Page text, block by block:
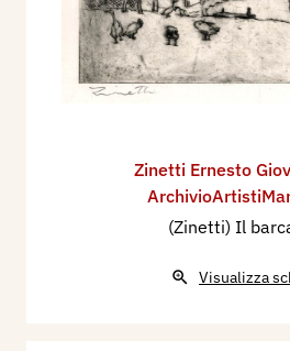
Zinetti Ernesto
(Zinetti) Il
Visualizza